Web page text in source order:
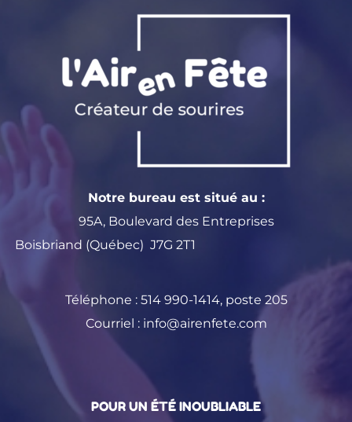
Notre bureau est situé au :
95A, Boulevard des Entreprises
Boisbriand (Québec) J7G 2T1
Téléphone : 514 990-1414, poste 205
Courriel : info@airenfete.com
POUR UN ÉTÉ INOUBLIABLE